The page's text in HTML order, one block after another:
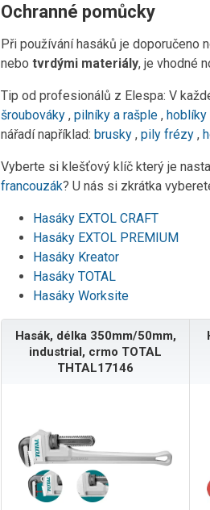
Ochranné pomůcky
Při používání hasáků je doporučeno
nebo tvrdými materiály, je vhodné
Tip od profesionálů z Elespa: V
šroubováky , pilníky a rašple , hoblíky
nářadí například: brusky , pily frézy ,
Vyberte si klešťový klíč který je
francouzák? U nás si zkrátka
Hasáky EXTOL CRAFT
Hasáky EXTOL PREMIUM
Hasáky Kreator
Hasáky TOTAL
Hasáky Worksite
Hasák, délka 350mm/50mm,
industrial, crmo TOTAL
THTAL17146